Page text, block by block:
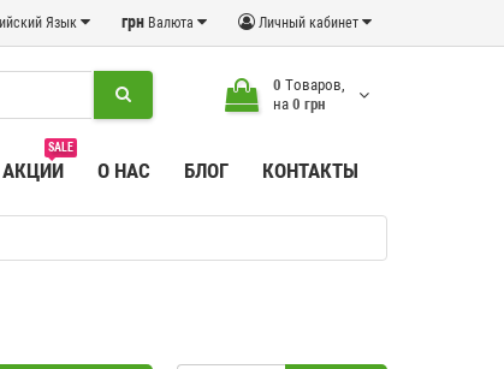
Личный кабинет
грн Валюта
Язык
0 Tоваров,
на 0 грн
SALE
АКЦИИ О НАС БЛОГ КОНТАКТЫ